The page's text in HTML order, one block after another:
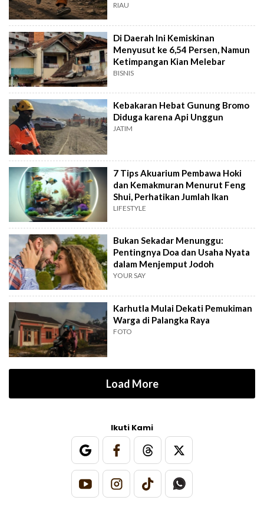
RIAU
Di Daerah Ini Kemiskinan
Menyusut ke 6,54 Persen, Namun
Ketimpangan Kian Melebar
BISNIS
Kebakaran Hebat Gunung Bromo
Diduga karena Api Unggun
JATIM
7 Tips Akuarium Pembawa Hoki
dan Kemakmuran Menurut Feng
Shui, Perhatikan Jumlah Ikan
LIFESTYLE
Bukan Sekadar Menunggu:
Pentingnya Doa dan Usaha Nyata
dalam Menjemput Jodoh
YOUR SAY
Karhutla Mulai Dekati Pemukiman
Warga di Palangka Raya
FOTO
Load More
Ikuti Kami